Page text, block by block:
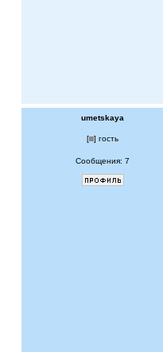
umetskaya
[ ] гость
Сообщения: 7